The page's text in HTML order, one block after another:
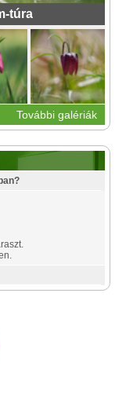
túra
További galériák